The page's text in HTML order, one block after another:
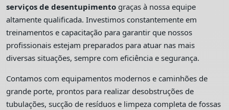
serviços de desentupimento graças à nossa equipe
altamente qualificada. Investimos constantemente em
treinamentos e capacitação para garantir que nossos
profissionais estejam preparados para atuar nas mais
diversas situações, sempre com eficiência e segurança.
Contamos com equipamentos modernos e caminhões de
grande porte, prontos para realizar desobstruções de
tubulações, sucção de resíduos e limpeza completa de fossas